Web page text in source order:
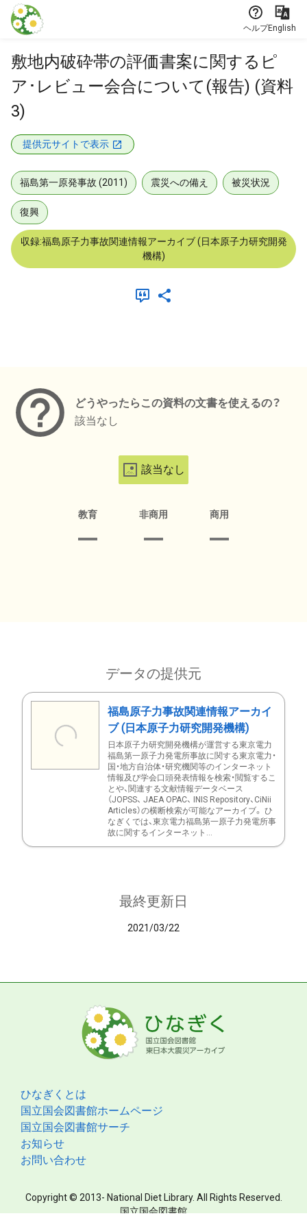
本文に飛ぶ
ヘルプEnglish
敷地内破砕帯の評価書案に関するピ
ア･レビュー会合について(報告) (資料
3)
提供元サイトで表示
福島第一原発事故 (2011) 震災への備え 被災状況
復興
収録:福島原子力事故関連情報アーカイブ (日本原子力研究開発
機構)
どうやったらこの資料の文書を使えるの？
該当なし
該当なし
教育 非商用 商用
データの提供元
福島原子力事故関連情報アーカイ
ブ (日本原子力研究開発機構)
日本原子力研究開発機構が運営する東京電力
福島第一原子力発電所事故に関する東京電力・
国・地方自治体・研究機関等のインターネット
情報及び学会口頭発表情報を検索・閲覧するこ
とや、関連する文献情報データベース
（JOPSS、 JAEA OPAC、 INIS Repository、CiNii
Articles）の横断検索が可能なアーカイブ。 ひ
なぎくでは、東京電力福島第一原子力発電所事
故に関するインターネット...
最終更新日
2021/03/22
ひなぎくとは
国立国会図書館ホームページ
国立国会図書館サーチ
お知らせ
お問い合わせ
Copyright © 2013- National Diet Library. All Rights Reserved.